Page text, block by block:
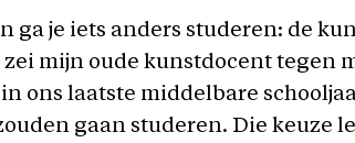
ga je iets anders studeren: de
mijn oude kunstdocent tegen
ons laatste middelbare
gaan studeren. Die keuze